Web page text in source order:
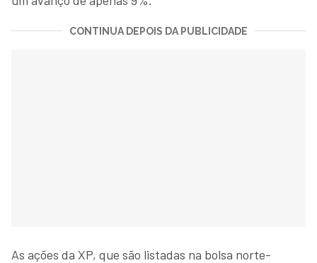
CONTINUA DEPOIS DA PUBLICIDADE
As ações da XP, que são listadas na bolsa norte-